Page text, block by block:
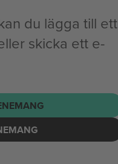
du lägga till ett
skicka ett e-